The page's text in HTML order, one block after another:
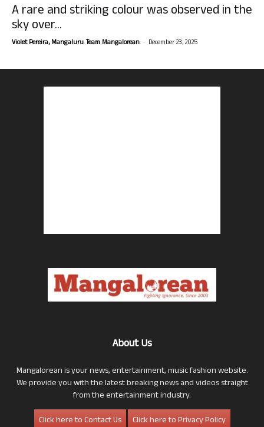
A rare and striking colour was observed in the
sky over...
Violet Pereira, Mangaluru. Team Mangalorean. - December 23, 2025
About Us
Mangalorean is your news, entertainment, music fashion website.
We provide you with the latest breaking news and videos straight
from the entertainment industry.
Click here to Contact Us
Click here to Privacy Policy